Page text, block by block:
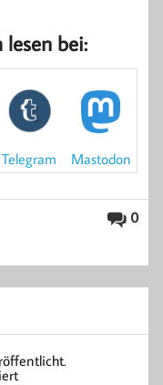
bei:
Telegram Mastodon
0